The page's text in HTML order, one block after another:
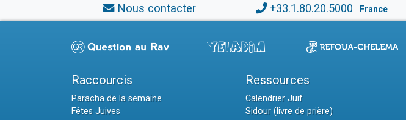
Nous contacter +33.1.80.20.5000 France
Raccourcis
Paracha de la semaine
Fêtes Juives
Ressources
Calendrier Juif
Sidour (livre de prière)